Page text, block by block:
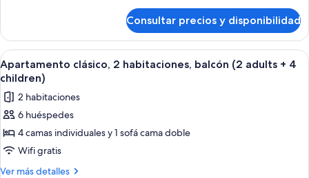
2
adults
+3
child)
Premium,
balcón
(Outdoor
Whirlpool,
adults
+3
Consultar precios y disponibilidad
Abrir
todas
las
fotos
de
Apartamento
clásico,
2
Caja fuerte, cortinas opacas, wifi
8
Apartamento clásico, 2 habitaciones, balcón (2 adults + 4
children)
2 habitaciones
6 huéspedes
4 camas individuales y 1 sofá cama doble
Wifi gratis
Ver más detalles
Más